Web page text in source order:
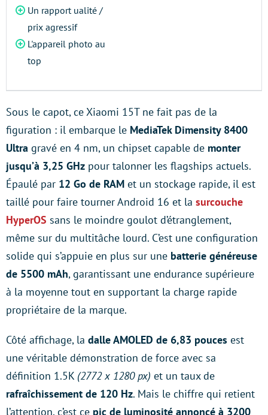
Un rapport ualité /
prix agressif
L'appareil photo au
top
Sous le capot, ce Xiaomi 15T ne fait pas de la
figuration : il embarque le MediaTek Dimensity 8400
Ultra gravé en 4 nm, un chipset capable de monter
jusqu’à 3,25 GHz pour talonner les flagships actuels.
Épaulé par 12 Go de RAM et un stockage rapide, il est
taillé pour faire tourner Android 16 et la surcouche
HyperOS sans le moindre goulot d’étranglement,
même sur du multitâche lourd. C’est une configuration
solide qui s’appuie en plus sur une batterie généreuse
de 5500 mAh, garantissant une endurance supérieure
à la moyenne tout en supportant la charge rapide
propriétaire de la marque.
Côté affichage, la dalle AMOLED de 6,83 pouces est
une véritable démonstration de force avec sa
définition 1.5K (2772 x 1280 px) et un taux de
rafraîchissement de 120 Hz. Mais le chiffre qui retient
l’attention, c’est ce pic de luminosité annoncé à 3200